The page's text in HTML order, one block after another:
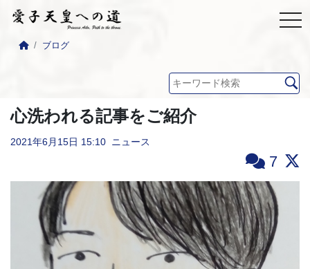
ブログ
心洗われる記事をご紹介
2021年6月15日 15:10 ニュース
7